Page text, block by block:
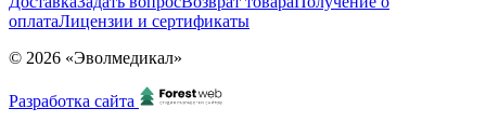
оплатаЛицензии и сертификаты
© 2026 «Эволмедикал»
Разработка сайта